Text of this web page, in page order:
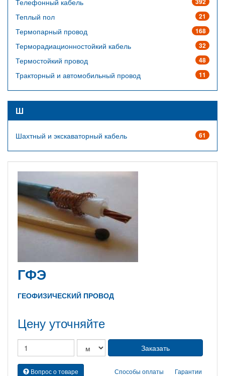
Телефонный кабель
21
Теплый пол
168
Термопарный провод
32
Терморадиационностойкий кабель
48
Термостойкий провод
11
Тракторный и автомобильный провод
Ш
61
Шахтный и экскаваторный кабель
ГФЭ
ГЕОФИЗИЧЕСКИЙ ПРОВОД
Цену уточняйте
Вопрос о товаре Гарантии
Способы оплаты